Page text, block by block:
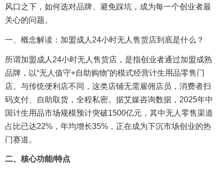
风口之下，如何选对品牌、避免踩坑，成为每一个创业者最
关心的问题。
一、概念解读：加盟成人24小时无人售货店到底是什么？
所谓加盟成人24小时无人售货店，是指创业者通过加盟成熟
品牌，以“无人值守+自助购物”的模式经营计生用品零售门
店。与传统便利店不同，这类店铺无需雇佣店员，消费者扫
码支付、自助取货，全程私密。据艾媒咨询数据，2025年中
国计生用品市场规模预计突破1500亿元，其中无人零售渠道
占比已达22%，年均增长35%，正在成为下沉市场创业的热
门赛道。
二、核心功能/特点